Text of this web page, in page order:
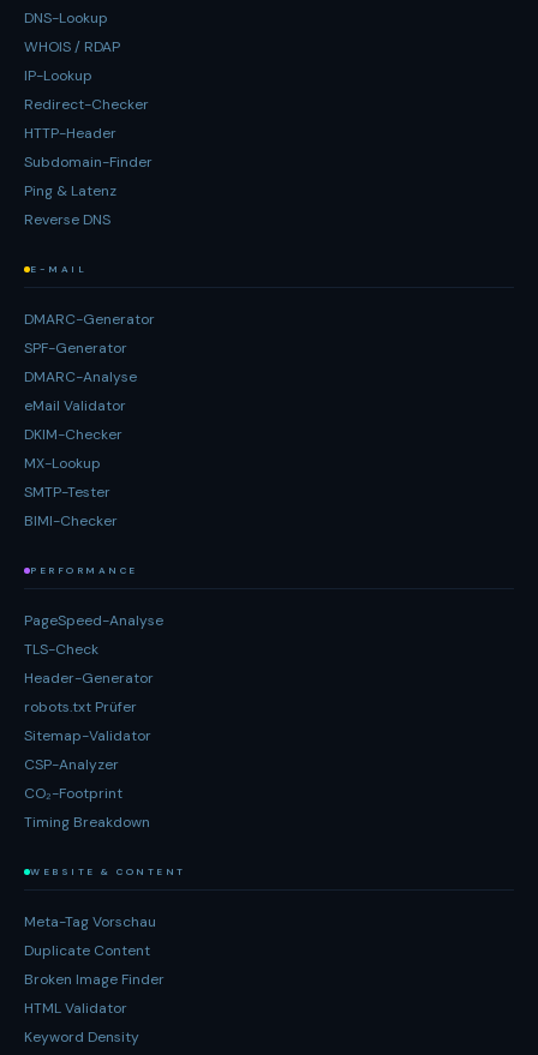
DNS-Lookup
WHOIS / RDAP
IP-Lookup
Redirect-Checker
HTTP-Header
Subdomain-Finder
Ping & Latenz
Reverse DNS
E-MAIL
DMARC-Generator
SPF-Generator
DMARC-Analyse
eMail Validator
DKIM-Checker
MX-Lookup
SMTP-Tester
BIMI-Checker
PERFORMANCE
PageSpeed-Analyse
TLS-Check
Header-Generator
robots.txt Prüfer
Sitemap-Validator
CSP-Analyzer
CO₂-Footprint
Timing Breakdown
WEBSITE & CONTENT
Meta-Tag Vorschau
Duplicate Content
Broken Image Finder
HTML Validator
Keyword Density